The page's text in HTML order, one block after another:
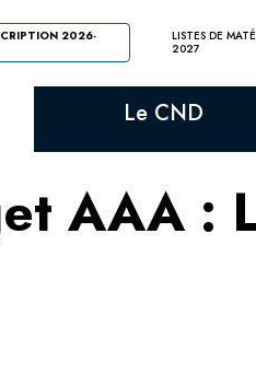
2026-
LISTES DE
2027
Le CND
AAA :